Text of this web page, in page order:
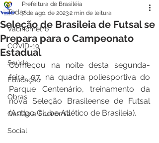
Todas
Vacinômetro
COVID-19
Saúde
Educação
Obras
Gestão e Economia
Social
Seleção de Brasileia de Futsal se
Prepara para o Campeonato
Estadual
Prefeitura de Brasiléia
7 de ago. de 20232 min de leitura
Começou na noite desta segunda-
feira, 07, na quadra poliesportiva do
Parque Centenário, treinamento da
nova Seleção Brasileense de Futsal
(Antigo Clube Atlético de Brasileia).